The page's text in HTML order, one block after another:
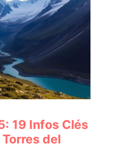
19 Infos Clés
del